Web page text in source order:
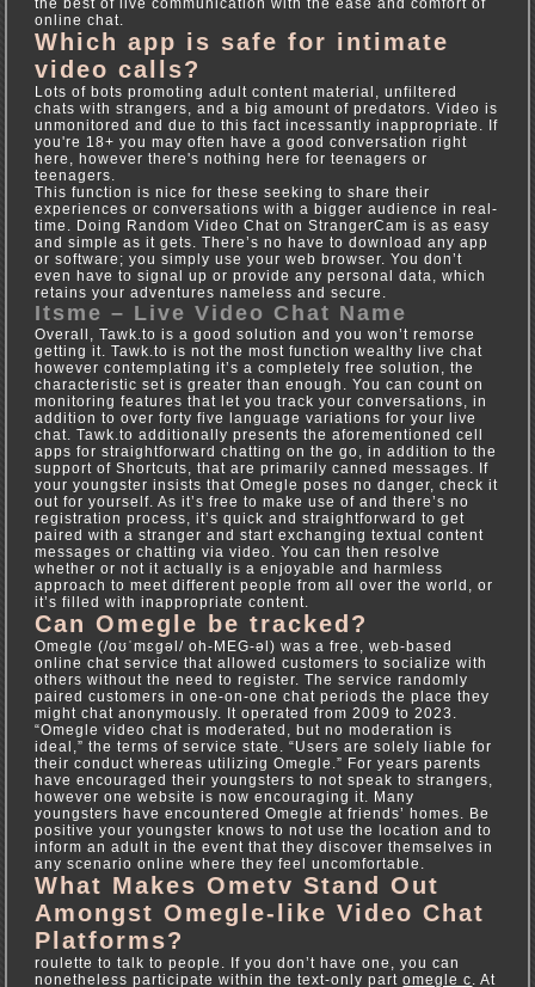
online chat.
Which app is safe for intimate
video calls?
Lots of bots promoting adult content material, unfiltered
chats with strangers, and a big amount of predators. Video is
unmonitored and due to this fact incessantly inappropriate. If
you're 18+ you may often have a good conversation right
here, however there's nothing here for teenagers or
teenagers.
This function is nice for these seeking to share their
experiences or conversations with a bigger audience in real-
time. Doing Random Video Chat on StrangerCam is as easy
and simple as it gets. There’s no have to download any app
or software; you simply use your web browser. You don’t
even have to signal up or provide any personal data, which
retains your adventures nameless and secure.
Itsme – Live Video Chat Name
Overall, Tawk.to is a good solution and you won’t remorse
getting it. Tawk.to is not the most function wealthy live chat
however contemplating it’s a completely free solution, the
characteristic set is greater than enough. You can count on
monitoring features that let you track your conversations, in
addition to over forty five language variations for your live
chat. Tawk.to additionally presents the aforementioned cell
apps for straightforward chatting on the go, in addition to the
support of Shortcuts, that are primarily canned messages. If
your youngster insists that Omegle poses no danger, check it
out for yourself. As it’s free to make use of and there’s no
registration process, it’s quick and straightforward to get
paired with a stranger and start exchanging textual content
messages or chatting via video. You can then resolve
whether or not it actually is a enjoyable and harmless
approach to meet different people from all over the world, or
it’s filled with inappropriate content.
Can Omegle be tracked?
Omegle (/oʊˈmɛɡəl/ oh-MEG-əl) was a free, web-based
online chat service that allowed customers to socialize with
others without the need to register. The service randomly
paired customers in one-on-one chat periods the place they
might chat anonymously. It operated from 2009 to 2023.
“Omegle video chat is moderated, but no moderation is
ideal,” the terms of service state. “Users are solely liable for
their conduct whereas utilizing Omegle.” For years parents
have encouraged their youngsters to not speak to strangers,
however one website is now encouraging it. Many
youngsters have encountered Omegle at friends’ homes. Be
positive your youngster knows to not use the location and to
inform an adult in the event that they discover themselves in
any scenario online where they feel uncomfortable.
What Makes Ometv Stand Out
Amongst Omegle-like Video Chat
Platforms?
roulette to talk to people. If you don’t have one, you can
nonetheless participate within the text-only partomegle c . At